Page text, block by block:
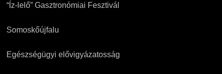
“Íz-lelő” Gasztronómiai Fesztivál
Somoskőújfalu
Egészségügyi elővigyázatosság